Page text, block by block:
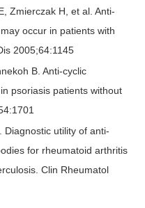
Zmierczak H, et al. Anti-
occur in patients with
2005;64:1145
B. Anti-cyclic
psoriasis patients without
Diagnostic utility of anti-
for rheumatoid arthritis
Clin Rheumatol